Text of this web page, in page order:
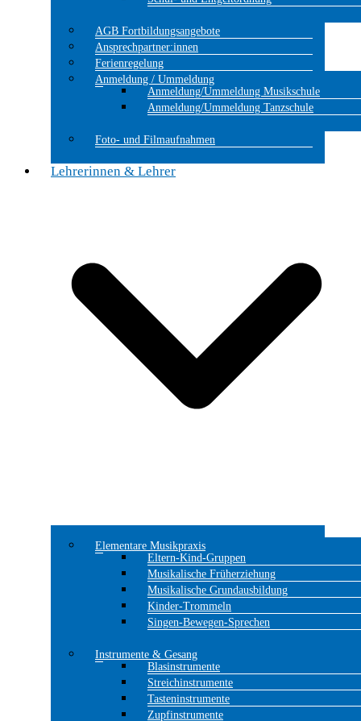
AGB Fortbildungsangebote
Ansprechpartner:innen
Ferienregelung
Anmeldung / Ummeldung
Anmeldung/Ummeldung Musikschule
Anmeldung/Ummeldung Tanzschule
Foto- und Filmaufnahmen
Lehrerinnen & Lehrer
Elementare Musikpraxis
Eltern-Kind-Gruppen
Musikalische Früherziehung
Musikalische Grundausbildung
Kinder-Trommeln
Singen-Bewegen-Sprechen
Instrumente & Gesang
Blasinstrumente
Streichinstrumente
Tasteninstrumente
Zupfinstrumente